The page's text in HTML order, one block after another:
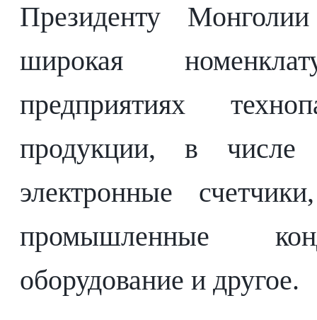
Президенту
широкая
предприятиях
продукции, в числе
электронные
промышленные
оборудование и другое.